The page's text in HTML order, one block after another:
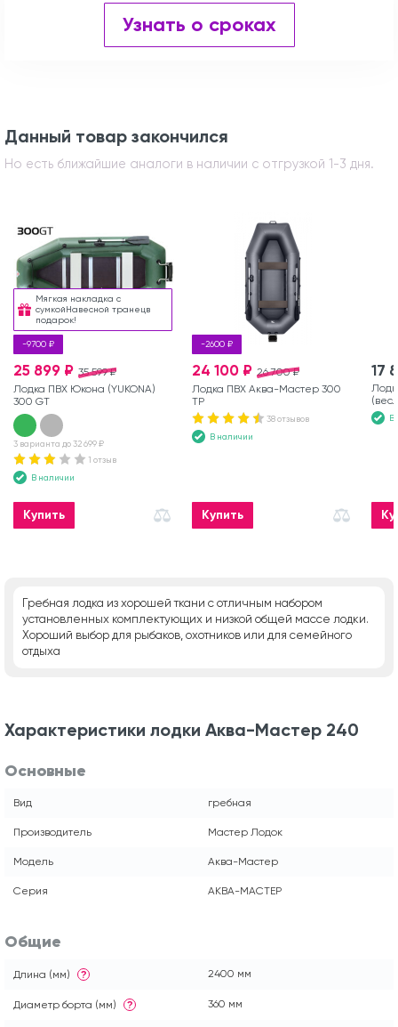
Узнать о сроках
Данный товар закончился
Но есть ближайшие аналоги в наличии с отгрузкой 1-3 дня.
Мягкая накладка с
сумкойНавесной транецв
подарок!
-9700 ₽
35 599 ₽
25 899 ₽
Лодка ПВХ Юкона (YUKONA)
300 GT
3 варианта до 32 699 ₽
1 отзыв
В наличии
Купить
-2600 ₽
26 700 ₽
24 100 ₽
Лодка ПВХ Аква-Мастер 300
ТР
38 отзывов
В наличии
Купить
17
В
Гребная лодка из хорошей ткани с отличным набором
установленных комплектующих и низкой общей массе лодки.
Хороший выбор для рыбаков, охотников или для семейного
отдыха
Характеристики лодки Аква-Мастер 240
Основные
Вид гребная
Производитель Мастер Лодок
Модель Аква-Мастер
Серия АКВА-МАСТЕР
Общие
Длина (мм) ? 2400 мм
Диаметр борта (мм) ? 360 мм